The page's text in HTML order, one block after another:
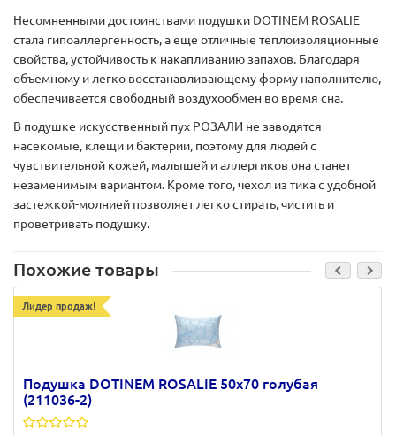
Несомненными достоинствами подушки DOTINEM ROSALIE
стала гипоаллергенность, а еще отличные теплоизоляционные
свойства, устойчивость к накапливанию запахов. Благодаря
объемному и легко восстанавливающему форму наполнителю,
обеспечивается свободный воздухообмен во время сна.
В подушке искусственный пух РОЗАЛИ не заводятся
насекомые, клещи и бактерии, поэтому для людей с
чувствительной кожей, малышей и аллергиков она станет
незаменимым вариантом. Кроме того, чехол из тика с удобной
застежкой-молнией позволяет легко стирать, чистить и
проветривать подушку.
Похожие товары
Лидер продаж!
Подушка DOTINEM ROSALIE 50х70 голубая
(211036-2)